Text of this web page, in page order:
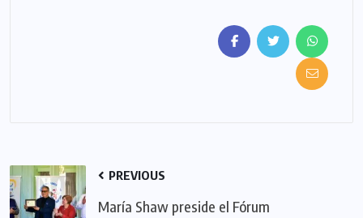
PREVIOUS
María Shaw preside el Fórum